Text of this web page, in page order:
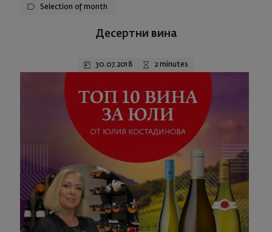
Selection of month
Десертни вина
30.07.2018 2 minutes